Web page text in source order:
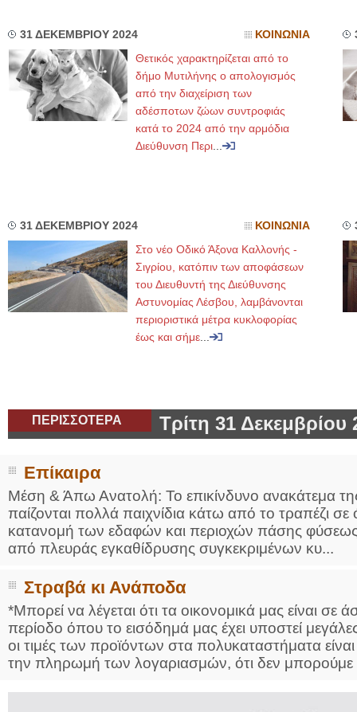
31 ΔΕΚΕΜΒΡΙΟΥ 2024 ΚΟΙΝΩΝΙΑ
Θετικός χαρακτηρίζεται από το
δήμο Μυτιλήνης ο απολογισμός
από την διαχείριση των
αδέσποτων ζώων συντροφιάς
κατά το 2024 από την αρμόδια
Διεύθυνση Περι
31 ΔΕΚΕΜΒΡΙΟΥ 2024 ΚΟΙΝΩΝΙΑ
Στο νέο Οδικό Άξονα Καλλονής -
Σιγρίου, κατόπιν των αποφάσεων
του Διευθυντή της Διεύθυνσης
Αστυνομίας Λέσβου, λαμβάνονται
περιοριστικά μέτρα κυκλοφορίας
έως και σήμε
ΠΕΡΙΣΣΟΤΕΡΑ Τρίτη 31 Δεκεμβρίου
Επίκαιρα
Μέση & Άπω Ανατολή: Το επικίνδυνο ανακάτεμα
παίζονται πολλά παιχνίδια κάτω από το τραπέζι σε
κατανομή των εδαφών και περιοχών πάσης φύσεως
από πλευράς εγκαθίδρυσης συγκεκριμένων κυ...
Στραβά κι Ανάποδα
*Μπορεί να λέγεται ότι τα οικονομικά μας είναι σε
περίοδο όπου το εισόδημά μας έχει υποστεί
οι τιμές των προϊόντων στα πολυκαταστήματα
την πληρωμή των λογαριασμών, ότι δεν μπορούμε